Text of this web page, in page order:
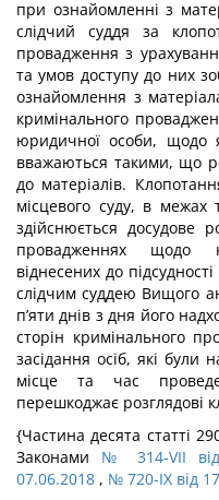
при ознайомленні з
слідчий суддя за
провадження з
та умов доступу до них
ознайомлення з
кримінального
юридичної особи, щодо
вважаються такими, що
до матеріалів.
місцевого суду, в межах
здійснюється досудове
провадженнях щодо
віднесених до
слідчим суддею Вищого
п’яти днів з дня його
сторін кримінального
засідання осіб, які
місце та час
перешкоджає розглядові
{Частина десята статті
Законами № 314-VII від
07.06.2018 , № 720-IX від